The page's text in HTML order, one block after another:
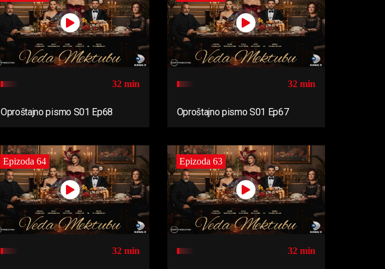
32 min
Oproštajno pismo S01 Ep68
32 min
Oproštajno pismo S01 Ep67
Epizoda 64
32 min
Epizoda 63
32 min